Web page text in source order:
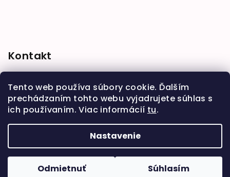
Tento web používa súbory cookie. Ďalším
prechádzaním tohto webu vyjadrujete súhlas s
ich používaním. Viac informácií tu.
Nastavenie
Odmietnuť Súhlasím
Kontakt
shop @babymarket.sk
+421 914 334 455
Upraviť nastavenie cookies